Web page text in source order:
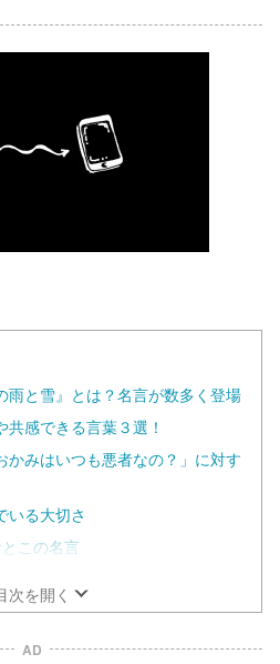
雨と雪』とは？名言が数多く登場
感できる言葉３選！
かみはいつも悪者なの？」に対す
いる大切さ
この名言
次を開く
AD